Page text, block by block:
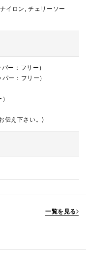
イロン, チェリーソー
ー：フリー）
ー：フリー）
伝え下さい。)
一覧を見る